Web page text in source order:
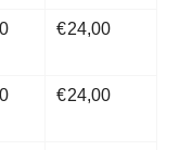
€24,00
€24,00